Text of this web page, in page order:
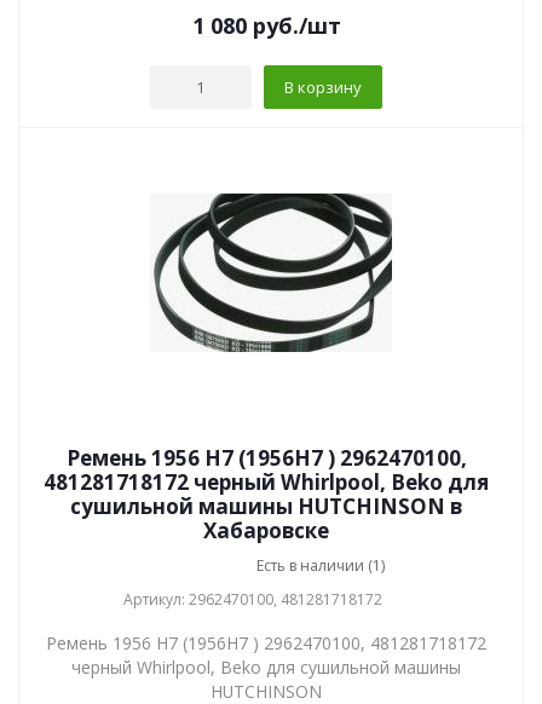
1 080 руб./шт
В корзину
Ремень 1956 H7 (1956H7 ) 2962470100,
481281718172 черный Whirlpool, Beko для
сушильной машины HUTCHINSON в
Хабаровске
Есть в наличии (1)
Артикул: 2962470100, 481281718172
Ремень 1956 H7 (1956H7 ) 2962470100, 481281718172
черный Whirlpool, Beko для сушильной машины
HUTCHINSON